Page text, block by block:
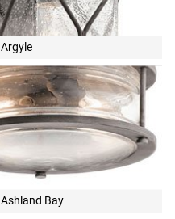
Argyle
Ashland Bay